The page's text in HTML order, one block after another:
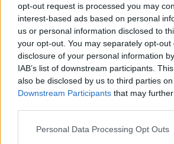
opt-out request is processed you may
interest-based ads based on personal
us or personal information disclosed to
your opt-out. You may separately opt-
disclosure of your personal information
IAB’s list of downstream participants.
also be disclosed by us to third parties
Downstream Participants that may
Personal Data Processing Opt Outs
Πρωινή